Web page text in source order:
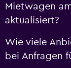
Mietwagen
aktualisiert?
Wie viele
bei Anfragen